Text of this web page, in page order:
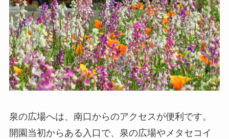
泉の広場へは、南口からのアクセスが便利です。
開園当初からある入口で、泉の広場やメタセコイ